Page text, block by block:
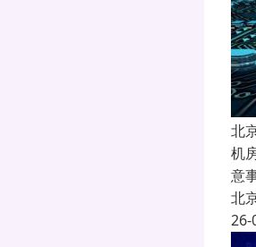
北
机
意
北
26-